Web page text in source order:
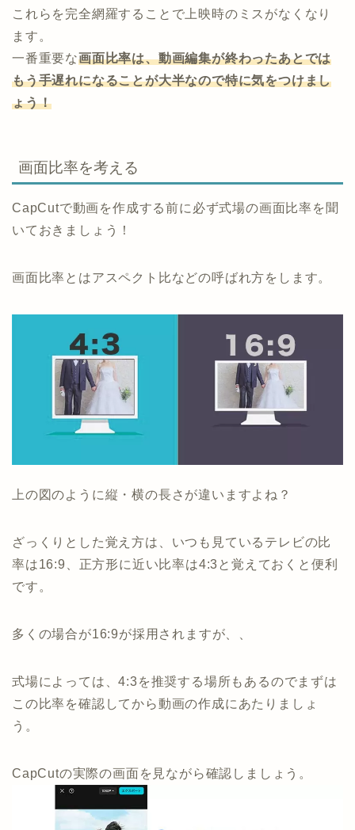
これらを完全網羅することで上映時のミスがなくなり
ます。
一番重要な画面比率は、動画編集が終わったあとでは
もう手遅れになることが大半なので特に気をつけまし
ょう！
画面比率を考える
CapCutで動画を作成する前に必ず式場の画面比率を聞
いておきましょう！
画面比率とはアスペクト比などの呼ばれ方をします。
上の図のように縦・横の長さが違いますよね？
ざっくりとした覚え方は、いつも見ているテレビの比
率は16:9、正方形に近い比率は4:3と覚えておくと便利
です。
多くの場合が16:9が採用されますが、、
式場によっては、4:3を推奨する場所もあるのでまずは
この比率を確認してから動画の作成にあたりましょ
う。
CapCutの実際の画面を見ながら確認しましょう。